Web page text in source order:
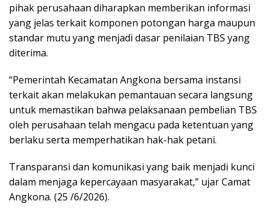
pihak perusahaan diharapkan memberikan informasi
yang jelas terkait komponen potongan harga maupun
standar mutu yang menjadi dasar penilaian TBS yang
diterima.
“Pemerintah Kecamatan Angkona bersama instansi
terkait akan melakukan pemantauan secara langsung
untuk memastikan bahwa pelaksanaan pembelian TBS
oleh perusahaan telah mengacu pada ketentuan yang
berlaku serta memperhatikan hak-hak petani.
Transparansi dan komunikasi yang baik menjadi kunci
dalam menjaga kepercayaan masyarakat,” ujar Camat
Angkona. (25 /6/2026).